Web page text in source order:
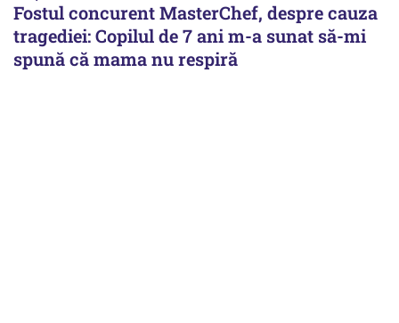
Fostul concurent MasterChef, despre cauza
tragediei: Copilul de 7 ani m-a sunat să-mi
spună că mama nu respiră